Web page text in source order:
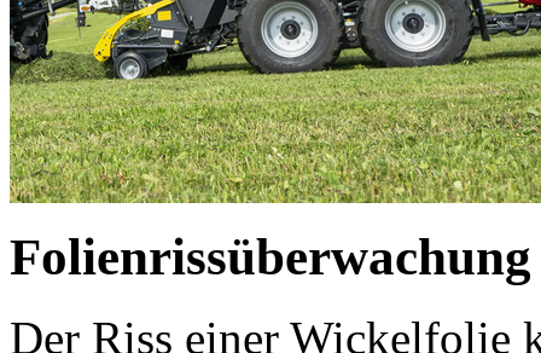
Folienrissüberwachung
Der Riss einer Wickelfolie